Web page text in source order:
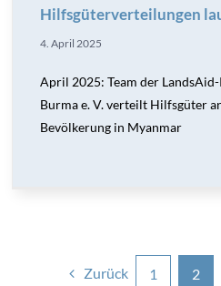
Hilfsgüterverteilungen
4. April 2025
April 2025: Team der
Burma e. V. verteilt Hilfsgüter
Bevölkerung in Myanmar
Zurück 1 2